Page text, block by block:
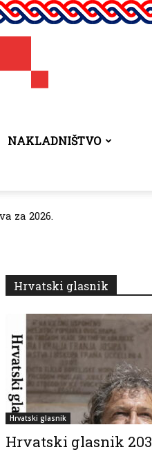
NAKLADNIŠTVO
za 2026.
Hrvatski glasnik
Hrvatski glasnik
Hrvatski glasnik 203